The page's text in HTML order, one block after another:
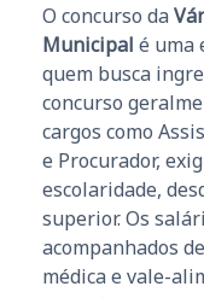
O concurso da
Municipal é uma
quem busca
concurso
cargos como
e Procurador,
escolaridade,
superior. Os
acompanhados
médica e vale-